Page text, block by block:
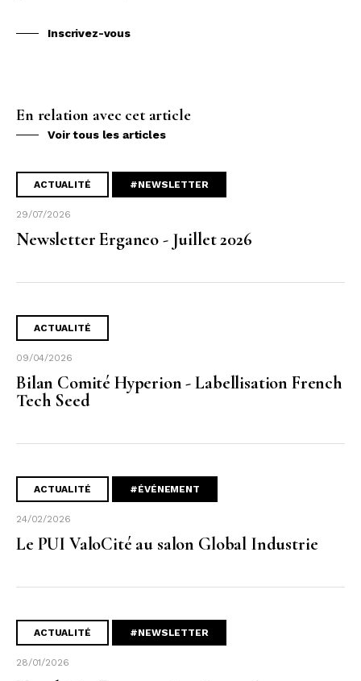
Inscrivez-vous
En relation avec cet article
Voir tous les articles
ACTUALITÉ #NEWSLETTER
29/07/2026
Newsletter Erganeo - Juillet 2026
ACTUALITÉ
09/04/2026
Bilan Comité Hyperion - Labellisation French
Tech Seed
ACTUALITÉ #ÉVÉNEMENT
24/02/2026
Le PUI ValoCité au salon Global Industrie
ACTUALITÉ #NEWSLETTER
28/01/2026